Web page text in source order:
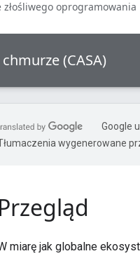
złośliwego oprogramowania
(CASA)
Google
wygenerowane
Przegląd
miarę jak globalne